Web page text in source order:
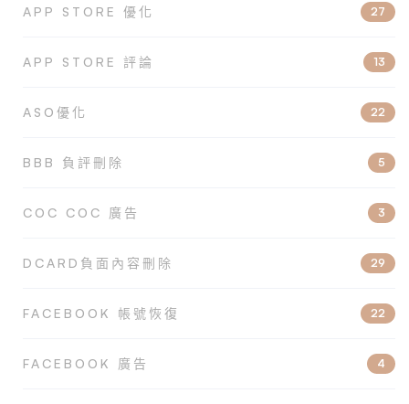
APP STORE 優化 27
APP STORE 評論 13
ASO優化 22
BBB 負評刪除 5
COC COC 廣告 3
DCARD負面內容刪除 29
FACEBOOK 帳號恢復 22
FACEBOOK 廣告 4